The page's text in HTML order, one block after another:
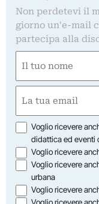
Non perdetevi il
giorno un'e-mail
partecipa alla
(Required)
First
(Required)
Opzioni
Voglio ricevere
didattica ed eventi
Voglio ricevere
Voglio ricevere
urbana
Voglio ricevere